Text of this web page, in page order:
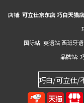
店铺: 可立仕京东店 巧白天猫店
国际站: 英语站西班牙
品牌站: